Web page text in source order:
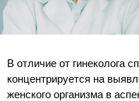
В отличие от гинеколога
концентрируется на
женского организма в